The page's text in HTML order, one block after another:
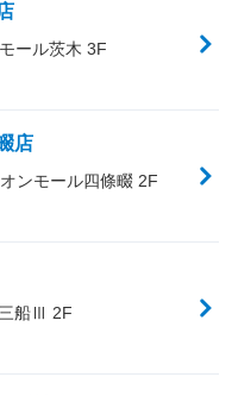
ール茨木 3F
店
ンモール四條畷 2F
船Ⅲ 2F